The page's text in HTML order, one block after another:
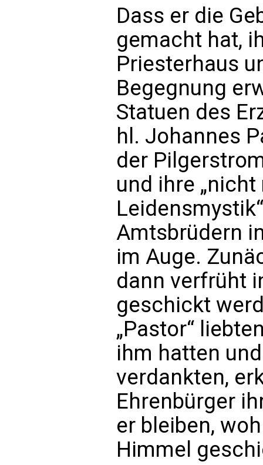
Dass er die
gemacht hat,
Priesterhaus
Begegnung
Statuen des
hl. Johannes
der
und ihre
Amtsbrüdern
im Auge.
dann verfrüht
geschickt
„Pastor“
ihm hatten
verdankten,
Ehrenbürger
er bleiben,
Himmel